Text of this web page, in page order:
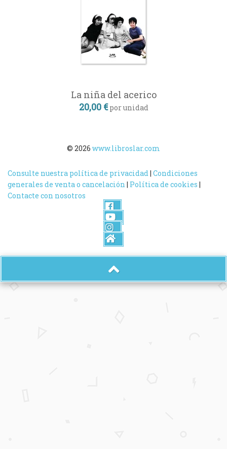
La niña del acerico
20,00 € por unidad
© 2026 www.libroslar.com
Consulte nuestra política de privacidad | Condiciones
generales de venta o cancelación | Política de cookies |
Contacte con nosotros